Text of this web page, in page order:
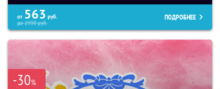
от 563 руб.
до2990руб.
ПОДРОБНЕЕ
-30%